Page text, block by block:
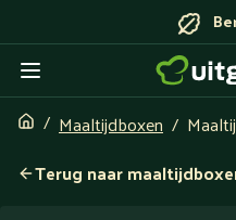
Maaltijdboxen
Terug naar